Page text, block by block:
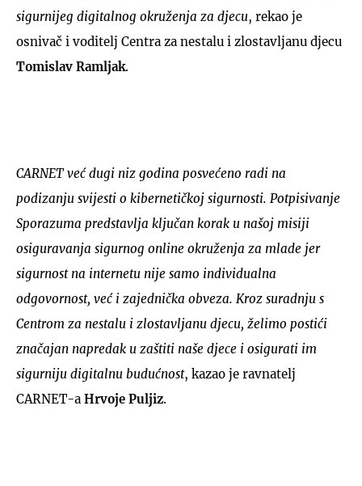
sigurnijeg digitalnog okruženja za djecu, rekao je
osnivač i voditelj Centra za nestalu i zlostavljanu djecu
Tomislav Ramljak.
CARNET već dugi niz godina posvećeno radi na
podizanju svijesti o kibernetičkoj sigurnosti. Potpisivanje
Sporazuma predstavlja ključan korak u našoj misiji
osiguravanja sigurnog online okruženja za mlade jer
sigurnost na internetu nije samo individualna
odgovornost, već i zajednička obveza. Kroz suradnju s
Centrom za nestalu i zlostavljanu djecu, želimo postići
značajan napredak u zaštiti naše djece i osigurati im
sigurniju digitalnu budućnost, kazao je ravnatelj
CARNET-a Hrvoje Puljiz.